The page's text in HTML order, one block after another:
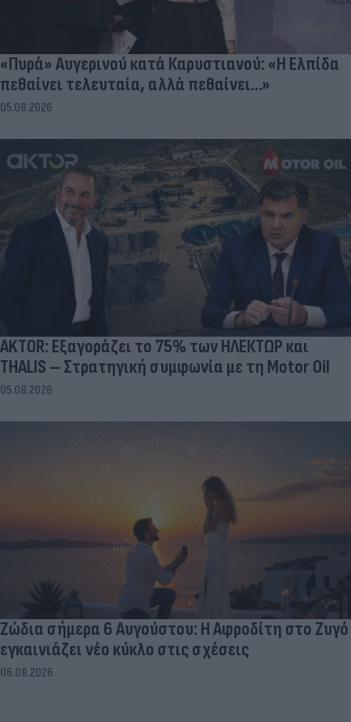
«Πυρά» Αυγερινού κατά Καρυστιανού: «Η Ελπίδα
πεθαίνει τελευταία, αλλά πεθαίνει...»
05.08.2026
AKTOR: Εξαγοράζει το 75% των ΗΛΕΚΤΩΡ και
THALIS – Στρατηγική συμφωνία με τη Motor Oil
05.08.2026
Ζώδια σήμερα 6 Αυγούστου: Η Αφροδίτη στο Ζυγό
εγκαινιάζει νέο κύκλο στις σχέσεις
06.08.2026